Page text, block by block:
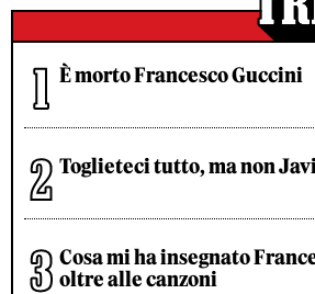
È morto Francesco Guccini
Toglieteci tutto, ma non
Cosa mi ha insegnato
oltre alle canzoni